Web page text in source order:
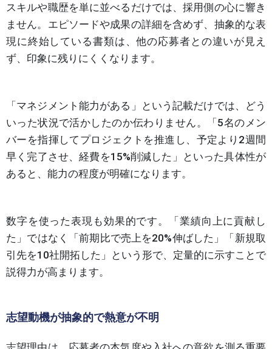
スキルや職歴を単に並べるだけでは、採用側の心に響き
ません。エピソードや成果の詳細を含めず、抽象的な表
現に終始している書類は、他の応募者との違いが見え
ず、印象に残りにくくなります。
「マネジメント能力がある」という記載だけでは、どう
いった状況で活かしたのか伝わりません。「5名のメン
バーを指揮してプロジェクトを推進し、予定より2週間
早く完了させ、経費を15%削減した」といった具体性が
あると、能力の程度が明確になります。
数字を使った表現も効果的です。「業績向上に貢献し
た」ではなく「前期比で売上を20%伸ばした」「新規取
引先を10社開拓した」という形で、定量的に示すことで
説得力が高まります。
志望動機が抽象的で熱意が不明